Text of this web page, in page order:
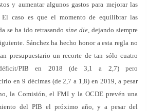
y aumentar algunos gastos para mejorar las
El caso es que el momento de equilibrar las
se ha ido retrasando sine die, dejando siempre
Sánchez ha hecho honor a esta regla no
presupuestario un recorte de tan sólo cuatro
PIB en 2018 (de 3,1 a 2,7) pero
en 9 décimas (de 2,7 a 1,8) en 2019, a pesar
la Comisión, el FMI y la OCDE prevén una
del PIB el próximo año, y a pesar del